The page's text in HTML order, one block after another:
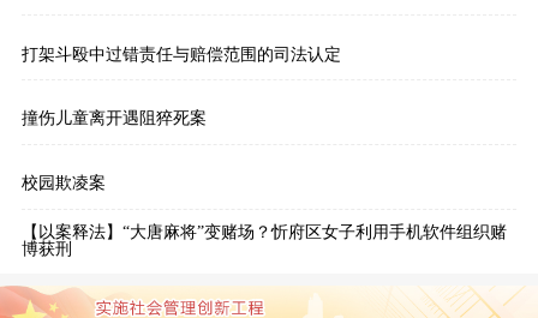
打架斗殴中过错责任与赔偿范围的司法认定
撞伤儿童离开遇阻猝死案
校园欺凌案
【以案释法】“大唐麻将”变赌场？忻府区女子利用手机软件组织赌
博获刑